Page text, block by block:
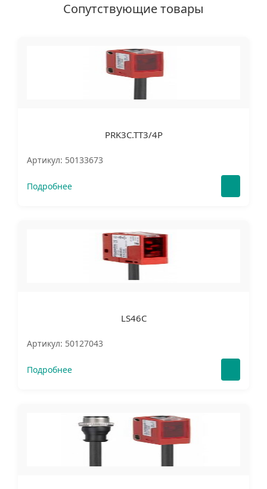
Сопутствующие товары
PRK3C.TT3/4P
Артикул: 50133673
Подробнее
LS46C
Артикул: 50127043
Подробнее